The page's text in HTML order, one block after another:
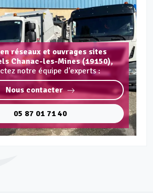
réseaux et ouvrages sites
Chanac-les-Mines (19150),
notre équipe d'experts :
Nous contacter
05 87 01 71 40